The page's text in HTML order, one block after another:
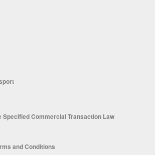
Specified Commercial Transaction Law
and Conditions